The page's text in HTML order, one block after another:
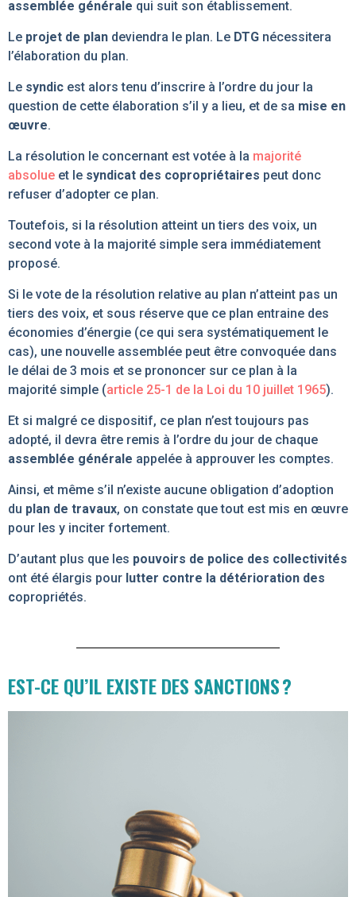
assemblée générale qui suit son établissement.
Le projet de plan deviendra le plan. Le DTG nécessitera
l’élaboration du plan.
Le syndic est alors tenu d’inscrire à l’ordre du jour la
question de cette élaboration s’il y a lieu, et de sa mise en
œuvre.
La résolution le concernant est votée à la majorité
absolue et le syndicat des copropriétaires peut donc
refuser d’adopter ce plan.
Toutefois, si la résolution atteint un tiers des voix, un
second vote à la majorité simple sera immédiatement
proposé.
Si le vote de la résolution relative au plan n’atteint pas un
tiers des voix, et sous réserve que ce plan entraine des
économies d’énergie (ce qui sera systématiquement le
cas), une nouvelle assemblée peut être convoquée dans
le délai de 3 mois et se prononcer sur ce plan à la
majorité simple (article 25-1 de la Loi du 10 juillet 1965).
Et si malgré ce dispositif, ce plan n’est toujours pas
adopté, il devra être remis à l’ordre du jour de chaque
assemblée générale appelée à approuver les comptes.
Ainsi, et même s’il n’existe aucune obligation d’adoption
du plan de travaux, on constate que tout est mis en œuvre
pour les y inciter fortement.
D’autant plus que les pouvoirs de police des collectivités
ont été élargis pour lutter contre la détérioration des
copropriétés.
EST-CE QU’IL EXISTE DES SANCTIONS ?